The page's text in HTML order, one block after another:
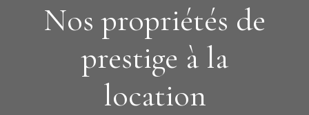
ACHETER VENDRE ESTIMER LOUER LA RÉGION
Nos propriétés de
prestige à la
location